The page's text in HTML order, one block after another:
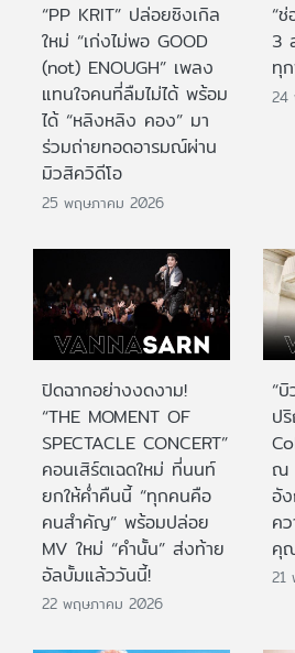
“PP KRIT” ปล่อยซิงเกิล
ใหม่ “เก่งไม่พอ GOOD
(not) ENOUGH” เพลง
แทนใจคนที่ลืมไม่ได้ พร้อม
ได้ “หลิงหลิง คอง” มา
ร่วมถ่ายทอดอารมณ์ผ่าน
มิวสิควิดีโอ
25 พฤษภาคม 2026
“
3
ทุ
24
ปิดฉากอย่างงดงาม!
“THE MOMENT OF
SPECTACLE CONCERT”
คอนเสิร์ตเฉดใหม่ ที่นนท์
ยกให้ค่ำคืนนี้ “ทุกคนคือ
คนสำคัญ” พร้อมปล่อย
MV ใหม่ “คำนั้น” ส่งท้าย
อัลบั้มแล้ววันนี้!
22 พฤษภาคม 2026
“
ป
ณ
อั
ค
คุ
21